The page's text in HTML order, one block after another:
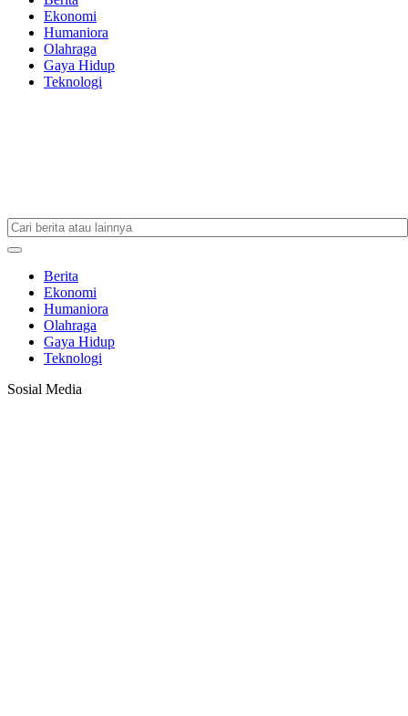
Ekonomi
Humaniora
Olahraga
Gaya Hidup
Teknologi
Berita
Ekonomi
Humaniora
Olahraga
Gaya Hidup
Teknologi
Sosial Media